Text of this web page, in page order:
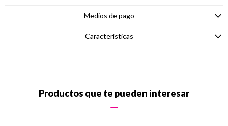
Medios de pago
Características
Productos que te pueden interesar